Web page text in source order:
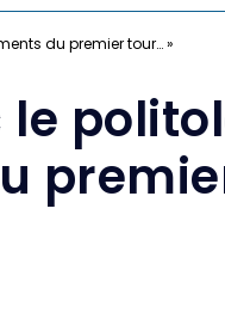
du premier tour… »
le